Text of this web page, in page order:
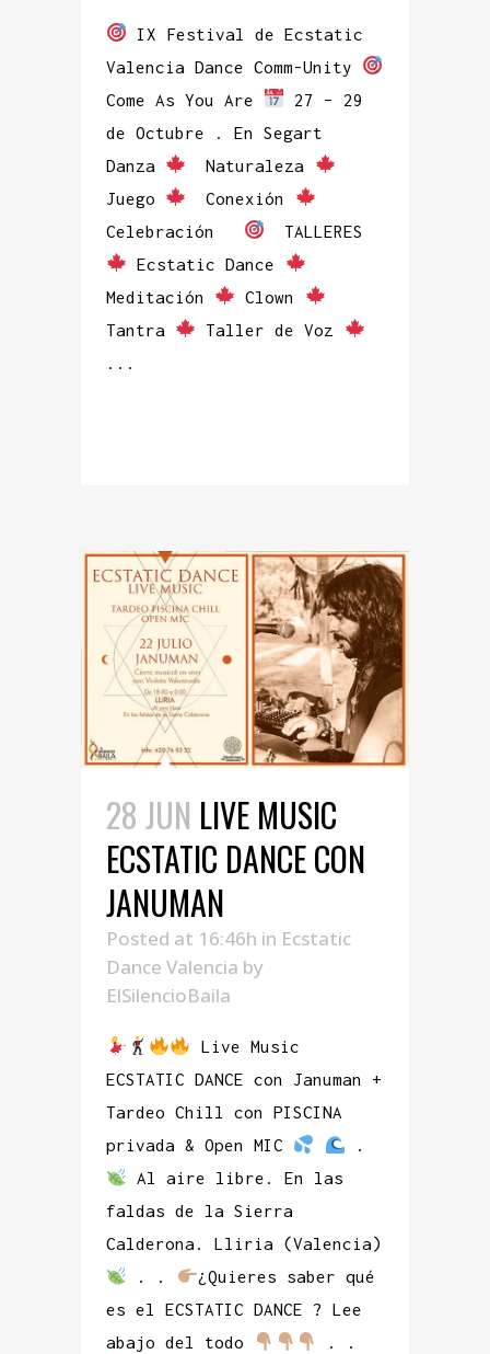
IX Festival de Ecstatic
Valencia Dance Comm-Unity
Come As You Are
27 – 29
de Octubre . En Segart
Danza
Naturaleza
Juego
Conexión
Celebración
TALLERES
Ecstatic Dance
Meditación
Clown
Tantra
Taller de Voz
28 JUN LIVE MUSIC
ECSTATIC DANCE CON
JANUMAN
Posted at 16:46h in Ecstatic
Dance Valencia by
ElSilencioBaila
Live Music
ECSTATIC DANCE con Januman +
Tardeo Chill con PISCINA
privada & Open MIC
.
Al aire libre. En las
faldas de la Sierra
Calderona. Lliria (Valencia)
. .
¿Quieres saber qué
es el ECSTATIC DANCE ? Lee
abajo del todo
. .